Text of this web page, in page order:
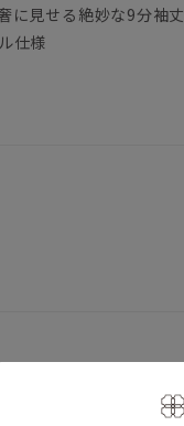
に見せる絶妙な9分袖丈
仕様